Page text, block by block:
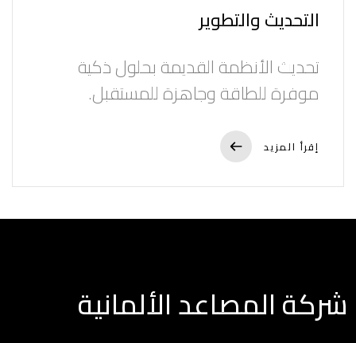
التحديث والتطوير
تحديث الأنظمة القديمة بحلول ذكية
موفرة للطاقة وجاهزة للمستقبل.
إقرأ المزيد
شركة المصاعد الألمانية